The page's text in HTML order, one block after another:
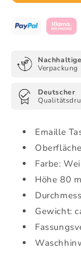
-
Emaille
(Black)
Nachhaltige
Verpackung
Deutscher
Emaille
Farbe:
Höhe 80
Gewicht: